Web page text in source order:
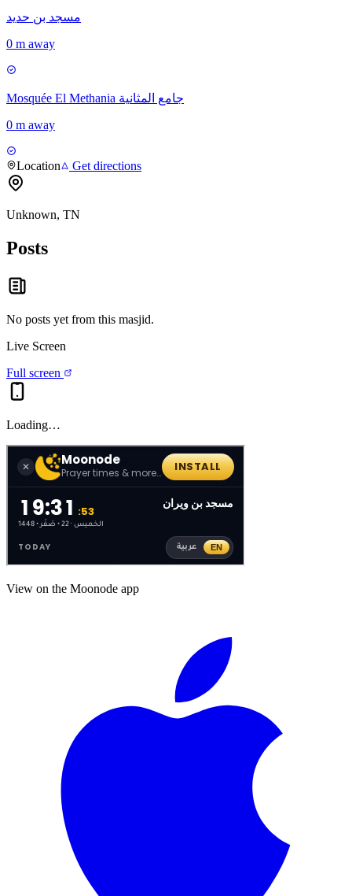
مسجد بن حديد
0 m away
Mosquée El Methania جامع المثانية
0 m away
Location Get directions
Unknown, TN
Posts
No posts yet from this masjid.
Live Screen
Full screen
Loading…
View on the Moonode app